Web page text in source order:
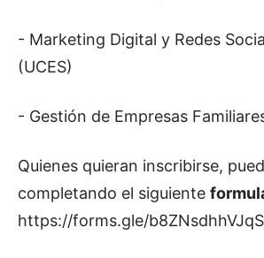
- Marketing Digital y Redes
(UCES)
- Gestión de Empresas
Quienes quieran inscribirse,
completando el siguiente
https://forms.gle/